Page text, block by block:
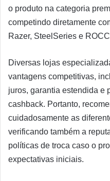
o produto na categoria
competindo diretamente
Razer, SteelSeries e
Diversas lojas
vantagens competitivas,
juros, garantia estendida e
cashback. Portanto,
cuidadosamente as
verificando também a
políticas de troca caso o
expectativas iniciais.